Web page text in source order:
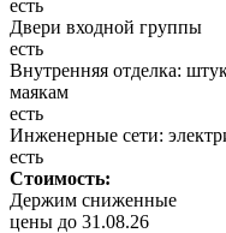
есть
Двери входной группы
есть
Внутренняя отделка:
маякам
есть
Инженерные сети:
есть
Стоимость:
Держим сниженные
цены до 31.08.26